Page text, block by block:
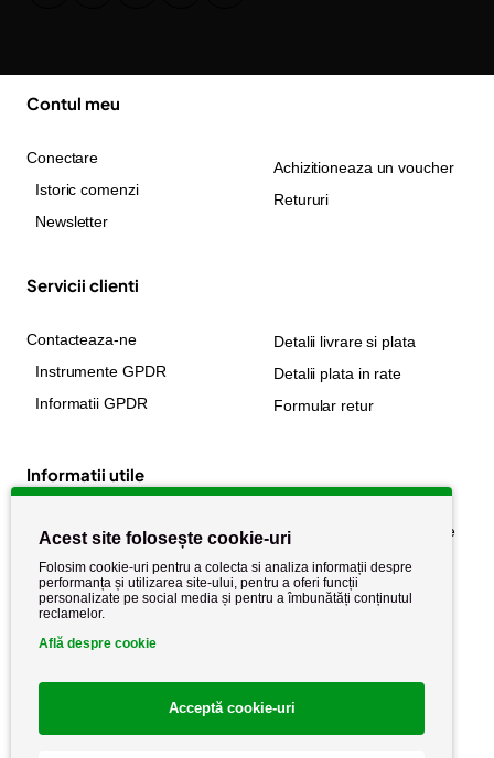
Contul meu
Conectare
Istoric comenzi
Newsletter
Achizitioneaza un voucher
Retururi
Servicii clienti
Contacteaza-ne
Instrumente GPDR
Informatii GPDR
Detalii livrare si plata
Detalii plata in rate
Formular retur
Informatii utile
Despre noi
Stiri si noutati
Politica de cookie
Politica de confidențialitate
Politica de retur
Termeni si conditii
Acest site folosește cookie-uri
Folosim cookie-uri pentru a colecta si analiza informații despre
performanța și utilizarea site-ului, pentru a oferi funcții
personalizate pe social media și pentru a îmbunătăți conținutul
reclamelor.
Află despre cookie
Acceptă cookie-uri